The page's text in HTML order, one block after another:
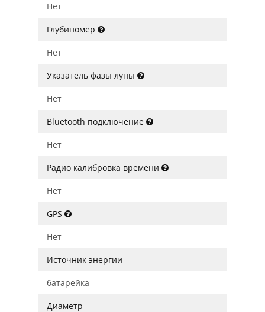
Нет
Глубиномер
Нет
Указатель фазы луны
Нет
Bluetooth подключение
Нет
Радио калибровка времени
Нет
GPS
Нет
Источник энергии
батарейка
Диаметр